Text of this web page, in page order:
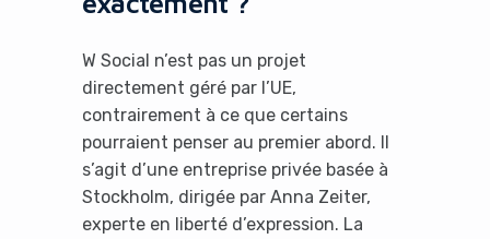
W Social n’est pas un projet
directement géré par l’UE,
contrairement à ce que certains
pourraient penser au premier abord. Il
s’agit d’une entreprise privée basée à
Stockholm, dirigée par Anna Zeiter,
experte en liberté d’expression. La